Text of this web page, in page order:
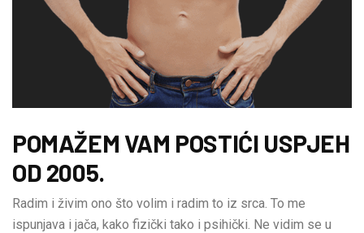
POMAŽEM VAM POSTIĆI USPJEH
OD 2005.
Radim i živim ono što volim i radim to iz srca. To me
ispunjava i jača, kako fizički tako i psihički. Ne vidim se u